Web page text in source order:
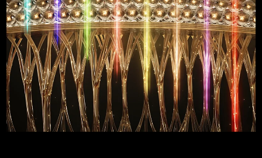
RAE de Macao
(China)
Entrega prevista10/08/26
Malasia Entrega prevista11/08/26
Malta Entrega prevista8/08/26
México Entrega prevista12/08/26